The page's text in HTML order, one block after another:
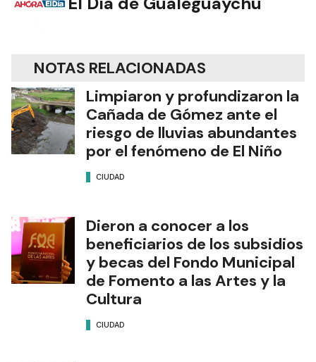
NOTAS RELACIONADAS
Limpiaron y profundizaron la
Cañada de Gómez ante el
riesgo de lluvias abundantes
por el fenómeno de El Niño
CIUDAD
Dieron a conocer a los
beneficiarios de los subsidios
y becas del Fondo Municipal
de Fomento a las Artes y la
Cultura
CIUDAD